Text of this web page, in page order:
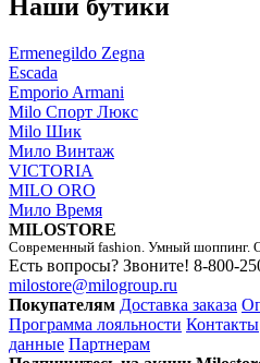
Наши бутики
Ermenegildo Zegna
Escada
Emporio Armani
Milo Спорт Люкс
Milo Шик
Мило Винтаж
VICTORIA
MILO ORO
Мило Время
MILOSTORE
Современный fashion. Умный шоппинг.
Есть вопросы? Звоните! 8-800-
milostore@milogroup.ru
Покупателям Доставка заказа
Программа лояльности Контакты
данные Партнерам